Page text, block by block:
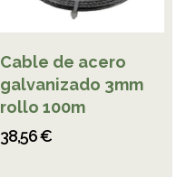
Cable de acero
galvanizado 3mm
rollo 100m
38,56 €